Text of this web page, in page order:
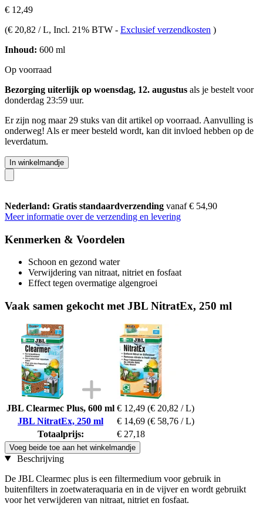
€ 12,49
(€ 20,82 / L, Incl. 21% BTW - Exclusief verzendkosten )
Inhoud: 600 ml
Op voorraad
Bezorging uiterlijk op woensdag, 12. augustus als je bestelt voor
donderdag 23:59 uur.
Er zijn nog maar 29 stuks van dit artikel op voorraad. Aanvulling is
onderweg! Als er meer besteld wordt, kan dit invloed hebben op de
leverdatum.
In winkelmandje
Nederland: Gratis standaardverzending vanaf € 54,90
Meer informatie over de verzending en levering
Kenmerken & Voordelen
Schoon en gezond water
Verwijdering van nitraat, nitriet en fosfaat
Effect tegen overmatige algengroei
Vaak samen gekocht met JBL NitratEx, 250 ml
JBL Clearmec Plus, 600 ml € 12,49 (€ 20,82 / L)
JBL NitratEx, 250 ml
€ 14,69 (€ 58,76 / L)
Totaalprijs:
€ 27,18
Voeg beide toe aan het winkelmandje
Beschrijving
De JBL Clearmec plus is een filtermedium voor gebruik in
buitenfilters in zoetwateraquaria en in de vijver en wordt gebruikt
voor het verwijderen van nitraat, nitriet en fosfaat.